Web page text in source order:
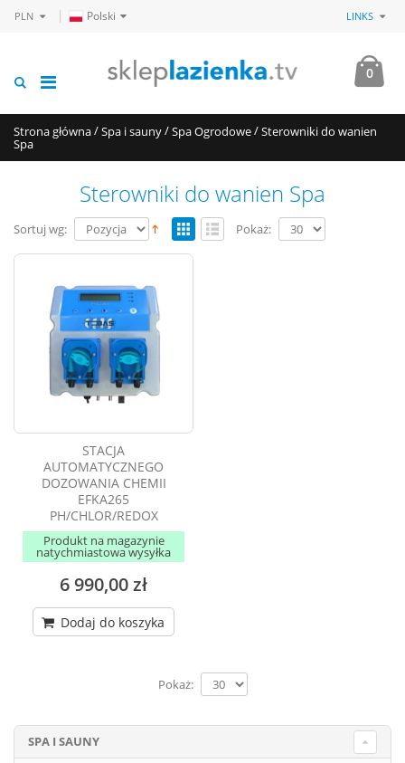
PLN Polski LINKS
0
Strona główna/Spa i sauny/Spa Ogrodowe/Sterowniki do wanien
Spa
Sterowniki do wanien Spa
Sortuj wg: Pokaż:
STACJA
AUTOMATYCZNEGO
DOZOWANIA CHEMII
EFKA265
PH/CHLOR/REDOX
Produkt na magazynie
natychmiastowa wysyłka
6 990,00 zł
Dodaj do koszyka
Pokaż:
SPA I SAUNY